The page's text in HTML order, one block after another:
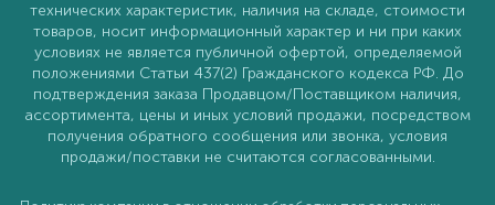
технических характеристик, наличия на складе, стоимости
товаров, носит информационный характер и ни при каких
условиях не является публичной офертой, определяемой
положениями Статьи 437(2) Гражданского кодекса РФ. До
подтверждения заказа Продавцом/Поставщиком наличия,
ассортимента, цены и иных условий продажи, посредством
получения обратного сообщения или звонка, условия
продажи/поставки не считаются согласованными.